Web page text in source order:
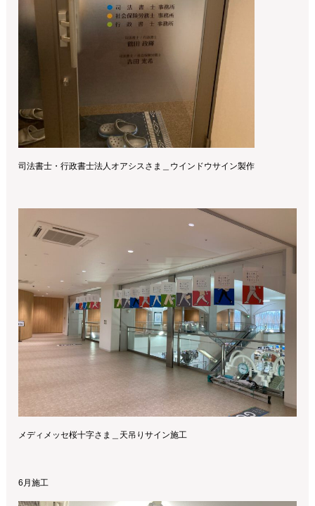
司法書士・行政書士法人オアシスさま＿ウインドウサイン製作
メディメッセ桜十字さま＿天吊りサイン施工
6月施工